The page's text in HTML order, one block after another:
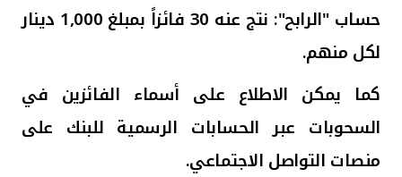
مملكة البحرين
حساب "الرابح": نتج عنه 30 فائزاً
بمبلغ 1,000 دينار
لكل منهم.
كما يمكن الاطلاع على أسماء الفائزين في
السحوبات عبر الحسابات الرسمية للبنك على
منصات التواصل الاجتماعي.